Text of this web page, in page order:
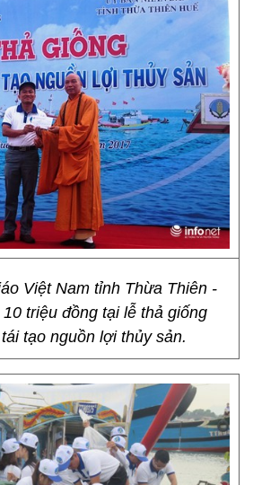
Việt Nam tỉnh Thừa Thiên -
triệu đồng tại lễ thả giống
tạo nguồn lợi thủy sản.